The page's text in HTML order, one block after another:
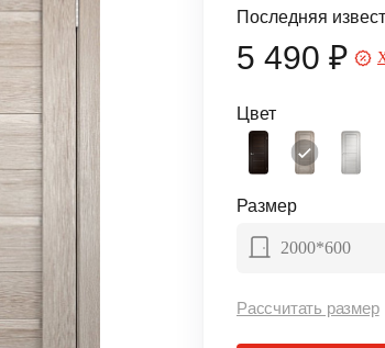
Цвет
Размер
2000*600
Рассчитать размер
Последняя
5 490 ₽